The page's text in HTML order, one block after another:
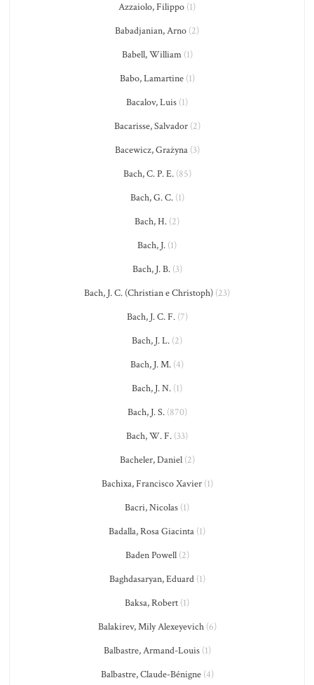
Azzaiolo, Filippo (1)
Babadjanian, Arno (2)
Babell, William(1)
Babo, Lamartine(1)
Bacalov, Luis (1)
Bacarisse, Salvador(2)
Bacewicz, Grażyna(3)
Bach, C. P. E.(85)
Bach, G. C.(1)
Bach, H. (2)
Bach, J. (1)
Bach, J. B.(3)
Bach, J. C. (Christian e Christoph) (23)
Bach, J. C. F.(7)
Bach, J. L. (2)
Bach, J. M. (4)
Bach, J. N. (1)
Bach, J. S.(870)
Bach, W. F. (33)
Bacheler, Daniel(2)
Bachixa, Francisco Xavier(1)
Bacri, Nicolas (1)
Badalla, Rosa Giacinta (1)
Baden Powell(2)
Baghdasaryan, Eduard(1)
Baksa, Robert (1)
Balakirev, Mily Alexeyevich(6)
Balbastre, Armand-Louis(1)
Balbastre, Claude-Bénigne(4)